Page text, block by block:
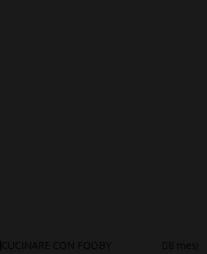
CUCINARE CON FOOBY 8 mesi